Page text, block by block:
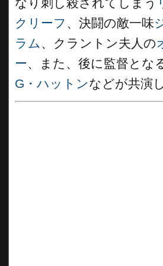
クリーフ 、決闘の敵一味
ラム 、クラントン夫人の
ー、また、後に監督とな
G・ハットンなどが共演